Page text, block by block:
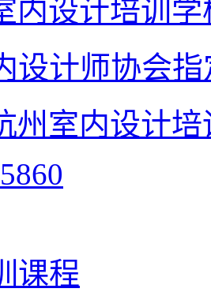
内设计培训学
设计师协会
州室内设计
课程